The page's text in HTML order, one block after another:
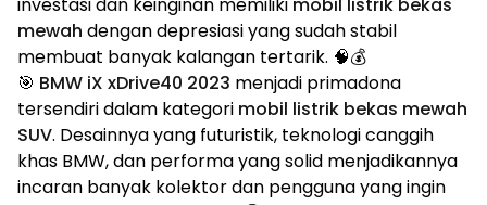
mewah dengan depresiasi yang sudah stabil
membuat banyak kalangan tertarik. 🧠💰
🎯 BMW iX xDrive40 2023 menjadi primadona
tersendiri dalam kategori mobil listrik bekas mewah
SUV. Desainnya yang futuristik, teknologi canggih
khas BMW, dan performa yang solid menjadikannya
incaran banyak kolektor dan pengguna yang ingin